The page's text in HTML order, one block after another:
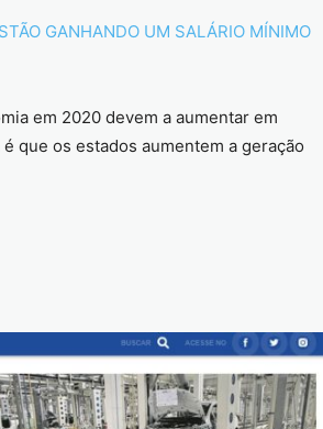
GANHANDO UM SALÁRIO MÍNIMO
em 2020 devem a aumentar em
que os estados aumentem a geração